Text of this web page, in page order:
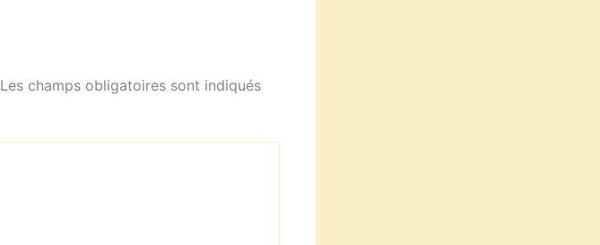
Les champs obligatoires sont indiqués